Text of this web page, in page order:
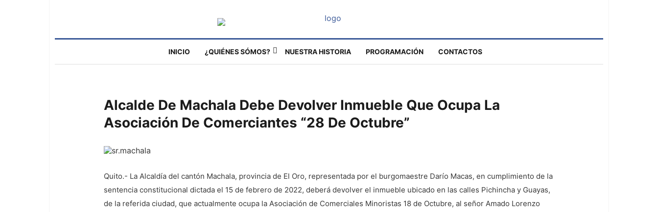
INICIO ¿QUIÉNES SÓMOS? NUESTRA HISTORIA PROGRAMACIÓN CONTACTOS
Alcalde De Machala Debe Devolver Inmueble Que Ocupa La
Asociación De Comerciantes “28 De Octubre”
Quito.- La Alcaldía del cantón Machala, provincia de El Oro, representada por el burgomaestre Darío Macas, en cumplimiento de la
sentencia constitucional dictada el 15 de febrero de 2022, deberá devolver el inmueble ubicado en las calles Pichincha y Guayas,
de la referida ciudad, que actualmente ocupa la Asociación de Comerciales Minoristas 18 de Octubre, al señor Amado Lorenzo